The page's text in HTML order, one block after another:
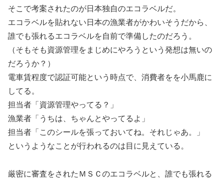
そこで考案されたのが日本独自のエコラベルだ。
エコラベルを貼れない日本の漁業者がかわいそうだから、
誰でも張れるエコラベルを自前で準備したのだろう。
（そもそも資源管理をまじめにやろうという発想は無いの
だろうか？）
電車賃程度で認証可能という時点で、消費者をを小馬鹿に
してる。
担当者「資源管理やってる？」
漁業者「うちは、ちゃんとやってるよ」
担当者「このシールを張っておいてね。それじゃあ。」
というようなことが行われるのは目に見えている。
厳密に審査をされたＭＳＣのエコラベルと、誰でも張れる